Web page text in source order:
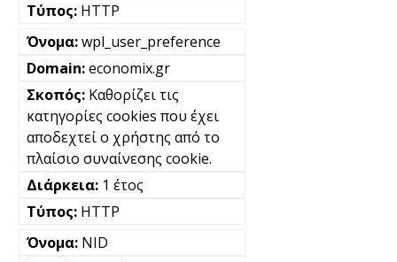
HTTP
wpl_user_preference
economix.gr
Καθορίζει τις
κατηγορίες cookies που έχει
αποδεχτεί ο χρήστης από το
πλαίσιο συναίνεσης cookie.
1 έτος
HTTP
NID